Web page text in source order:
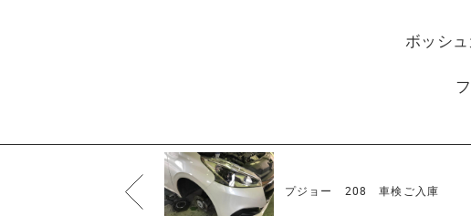
ボッシ
プジョー 208 車検ご入庫